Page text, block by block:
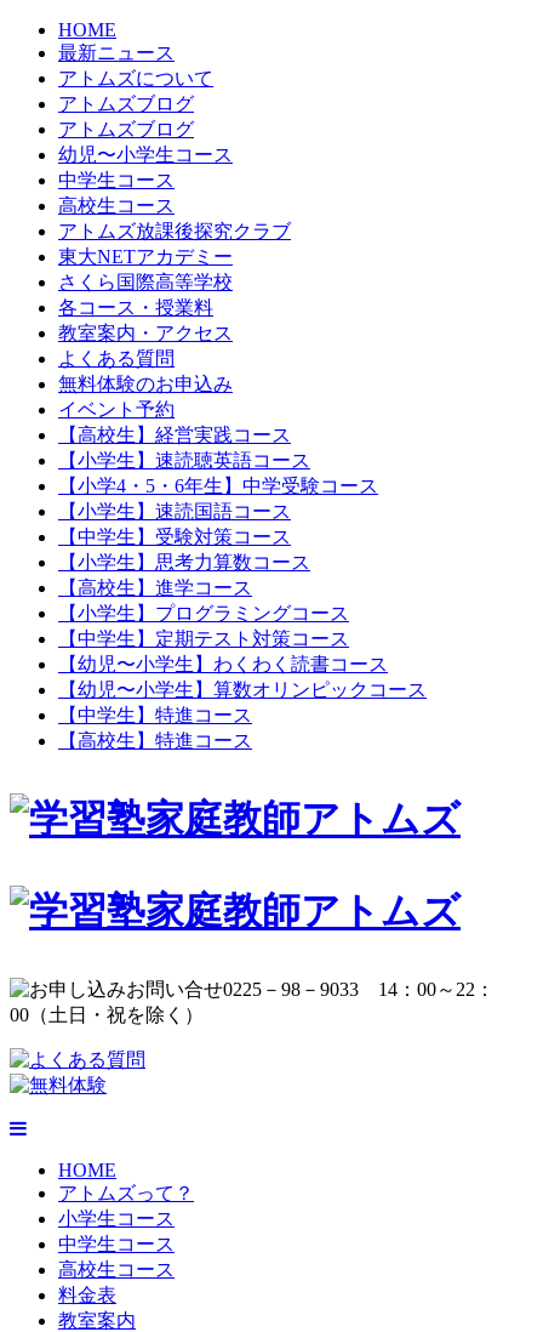
HOME
最新ニュース
アトムズについて
アトムズブログ
アトムズブログ
幼児〜小学生コース
中学生コース
高校生コース
アトムズ放課後探究クラブ
東大NETアカデミー
さくら国際高等学校
各コース・授業料
教室案内・アクセス
よくある質問
無料体験のお申込み
イベント予約
【高校生】経営実践コース
【小学生】速読聴英語コース
【小学4・5・6年生】中学受験コース
【小学生】速読国語コース
【中学生】受験対策コース
【小学生】思考力算数コース
【高校生】進学コース
【小学生】プログラミングコース
【中学生】定期テスト対策コース
【幼児〜小学生】わくわく読書コース
【幼児〜小学生】算数オリンピックコース
【中学生】特進コース
【高校生】特進コース
HOME
アトムズって？
小学生コース
中学生コース
高校生コース
料金表
教室案内